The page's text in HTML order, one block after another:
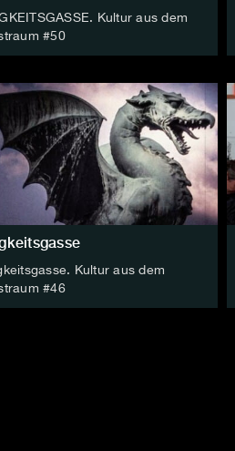
Kultur aus dem
#50
Kultur aus dem
#46